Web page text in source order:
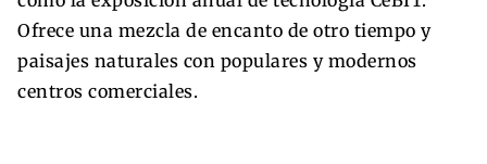
Ofrece una mezcla de encanto de otro tiempo y
paisajes naturales con populares y modernos
centros comerciales.